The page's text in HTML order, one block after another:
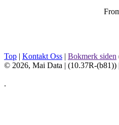
Top | Kontakt Oss | Bokmerk siden
© 2026, Mai Data | (10.37R-(b81)) |
.